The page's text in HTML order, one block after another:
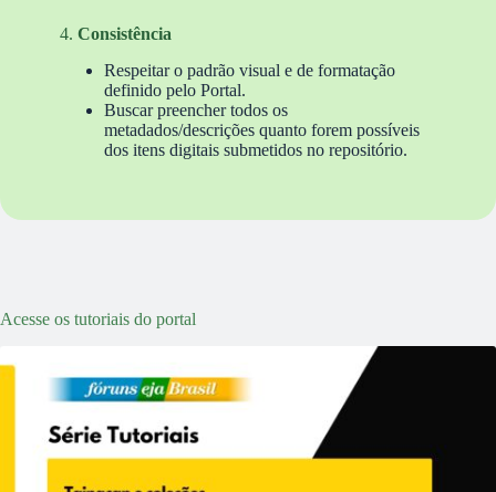
4.Consistência
Respeitar o padrão visual e de formatação
definido pelo Portal.
Buscar preencher todos os
metadados/descrições quanto forem possíveis
dos itens digitais submetidos no repositório.
Acesse os tutoriais do portal